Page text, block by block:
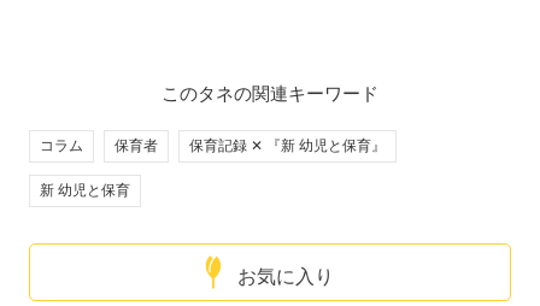
お気に入り
このタネの関連キーワード
コラム 保育者 保育記録 ✕ 『新 幼児と保育』
新 幼児と保育